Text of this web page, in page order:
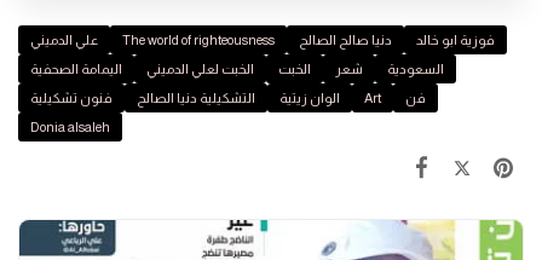
علي الدميني The world of righteousness دنيا صالح الصالح
فوزية ابو خالد
اليمامة الصحفية
الخبت لعلي الدميني الخبت شعر
السعودية
فنون تشكيلية
التشكيلية دنيا الصالح الوان زيتية Art
فن
Donia alsaleh